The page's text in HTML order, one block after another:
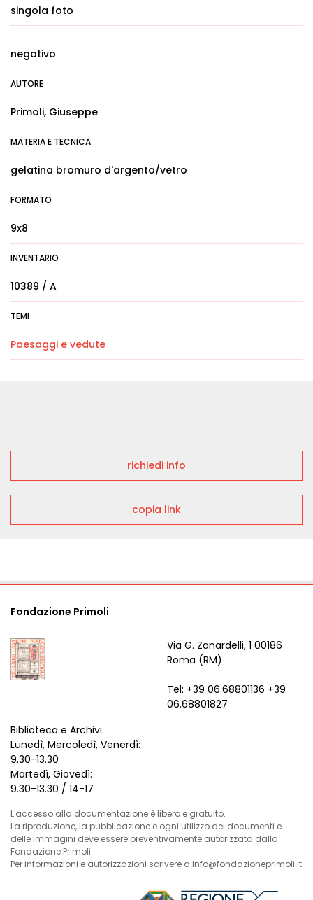
singola foto
negativo
AUTORE
Primoli, Giuseppe
MATERIA E TECNICA
gelatina bromuro d'argento/vetro
FORMATO
9x8
INVENTARIO
10389 / A
TEMI
Paesaggi e vedute
richiedi info
copia link
Fondazione Primoli
Via G. Zanardelli, 1 00186
Roma (RM)
Tel: +39 06.68801136 +39
06.68801827
Biblioteca e Archivi
Lunedì, Mercoledì, Venerdì:
9.30-13.30
Martedì, Giovedì:
9.30-13.30 / 14-17
L'accesso alla documentazione è libero e gratuito.
La riproduzione, la pubblicazione e ogni utilizzo dei documenti e
delle immagini deve essere preventivamente autorizzata dalla
Fondazione Primoli.
Per informazioni e autorizzazioni scrivere a info@fondazioneprimoli.it